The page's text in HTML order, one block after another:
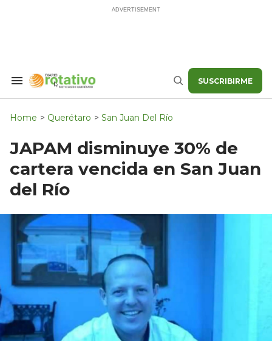
Search
Navigation
Buscar SUSCRIBIRME
Home > Querétaro > San Juan Del Río
JAPAM disminuye 30% de
cartera vencida en San Juan
del Río